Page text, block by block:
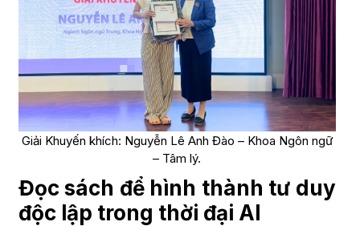
Giải Khuyến khích: Nguyễn Lê Anh Đào – Khoa Ngôn ngữ
– Tâm lý.
Đọc sách để hình thành tư duy
độc lập trong thời đại AI